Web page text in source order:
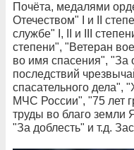
Почёта, медалями
Отечеством" I и II
службе" I, II и III
степени", "Ветеран
во имя спасения", "За
последствий
спасательного дела",
МЧС России", "75 лет
труды во благо земли
"За доблесть" и т.д.